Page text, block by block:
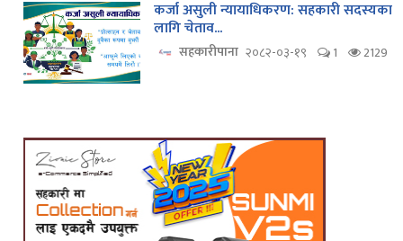
कर्जा असुली न्यायाधिकरण: सहकारी सदस्यका
लागि चेताव...
सहकारीपाना २०८२-०३-१९ 1 2129